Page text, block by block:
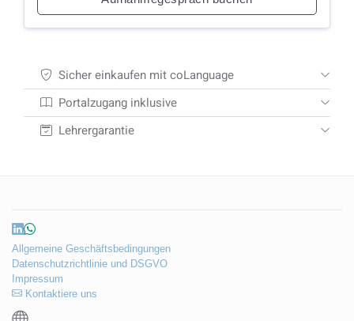
Sicher einkaufen mit coLanguage
Portalzugang inklusive
Lehrergarantie
Allgemeine Geschäftsbedingungen
Datenschutzrichtlinie und DSGVO
Impressum
Kontaktiere uns